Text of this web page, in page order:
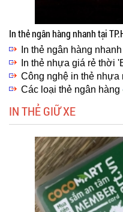
In thẻ ngân hàng nhanh tại
In thẻ ngân hàng
In thẻ nhựa giá rẻ thời
Công nghệ in thẻ nhựa
Các loại thẻ ngân hàng
IN THẺ GIỮ XE